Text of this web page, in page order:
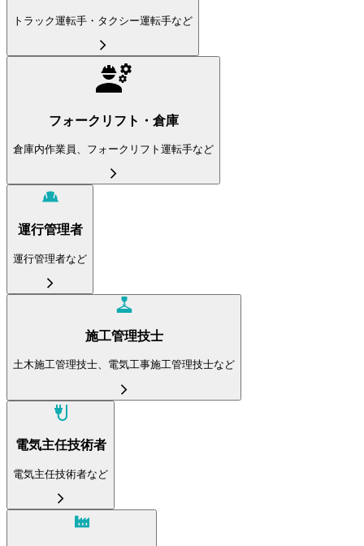
トラック運転手・タクシー運転手など
フォークリフト・倉庫
倉庫内作業員、フォークリフト運転手など
運行管理者
運行管理者など
施工管理技士
土木施工管理技士、電気工事施工管理技士など
電気主任技術者
電気主任技術者など